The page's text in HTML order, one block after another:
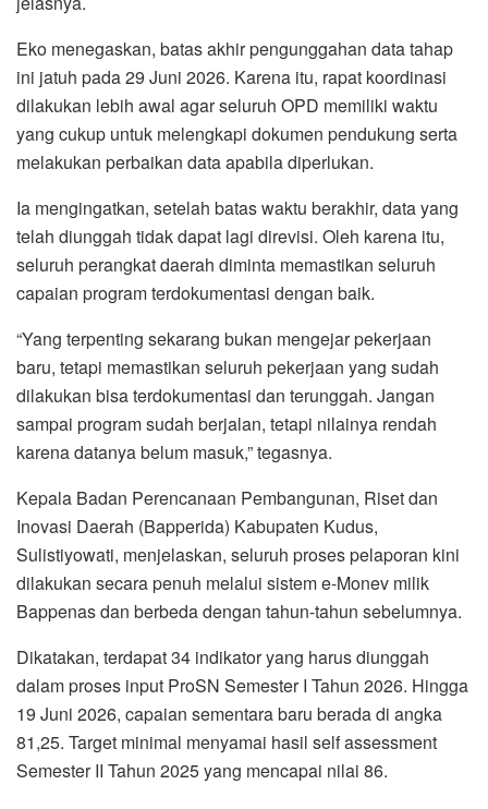
Eko menegaskan, batas akhir pengunggahan data tahap
ini jatuh pada 29 Juni 2026. Karena itu, rapat koordinasi
dilakukan lebih awal agar seluruh OPD memiliki waktu
yang cukup untuk melengkapi dokumen pendukung serta
melakukan perbaikan data apabila diperlukan.
Ia mengingatkan, setelah batas waktu berakhir, data yang
telah diunggah tidak dapat lagi direvisi. Oleh karena itu,
seluruh perangkat daerah diminta memastikan seluruh
capaian program terdokumentasi dengan baik.
“Yang terpenting sekarang bukan mengejar pekerjaan
baru, tetapi memastikan seluruh pekerjaan yang sudah
dilakukan bisa terdokumentasi dan terunggah. Jangan
sampai program sudah berjalan, tetapi nilainya rendah
karena datanya belum masuk,” tegasnya.
Kepala Badan Perencanaan Pembangunan, Riset dan
Inovasi Daerah (Bapperida) Kabupaten Kudus,
Sulistiyowati, menjelaskan, seluruh proses pelaporan kini
dilakukan secara penuh melalui sistem e-Monev milik
Bappenas dan berbeda dengan tahun-tahun sebelumnya.
Dikatakan, terdapat 34 indikator yang harus diunggah
dalam proses input ProSN Semester I Tahun 2026. Hingga
19 Juni 2026, capaian sementara baru berada di angka
81,25. Target minimal menyamai hasil self assessment
Semester II Tahun 2025 yang mencapai nilai 86.